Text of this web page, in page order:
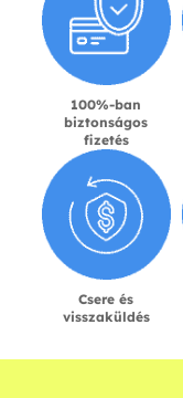
100%-ban
biztonságos
fizetés
Csere és
visszaküldés